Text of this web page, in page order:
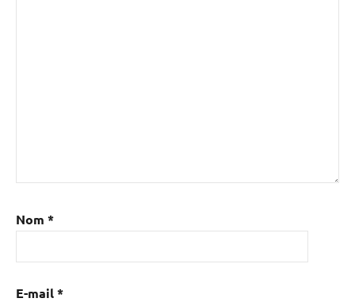
Nom *
E-mail*